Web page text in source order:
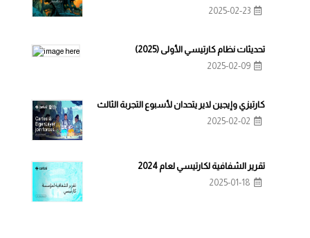
2025-02-23
تحديثات نظام كارتيسي الأولى (2025)
2025-02-09
كارتيزي وإيجين لاير يتحدان لأسبوع التجربة الثالث
2025-02-02
تقرير الشفافية لكارتيسي لعام 2024
2025-01-18